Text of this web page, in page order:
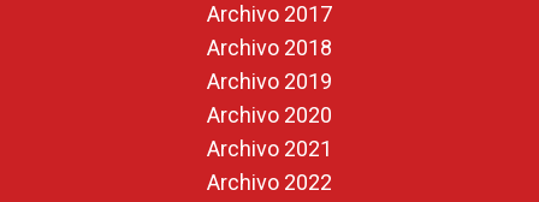
Archivo 2017
Archivo 2018
Archivo 2019
Archivo 2020
Archivo 2021
Archivo 2022